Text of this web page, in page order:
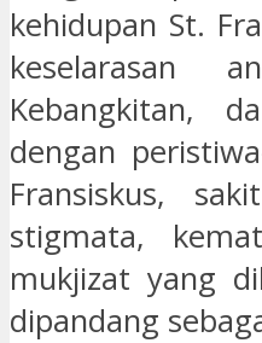
kehidupan St.
keselarasan
Kebangkitan,
dengan
Fransiskus,
stigmata,
mukjizat yang
dipandang